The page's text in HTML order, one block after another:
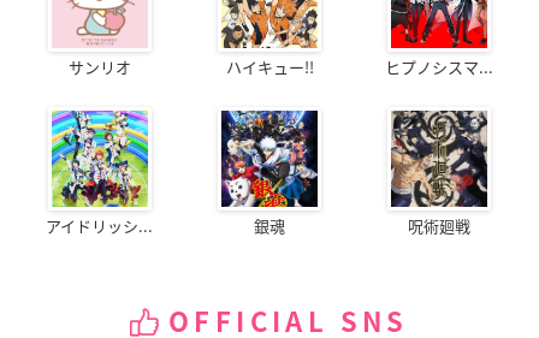
サンリオ ハイキュー!! ヒプノシスマ...
アイドリッシ... 銀魂 呪術廻戦
OFFICIAL SNS